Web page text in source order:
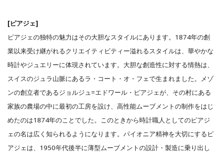
[ピアジェ]
ピアジェの独特の魅力はその大胆なスタイルにあります。1874年の創
業以来受け継がれるクリエイティビティー溢れるスタイルは、華やかな
時計やジュエリーに体現されています。大胆な創造性に対する情熱は、
スイスのジュラ山脈にあるラ・コート・オ・フェで生まれました。メゾ
ンの創立者であるジョルジュ=エドワール・ピアジェが、その村にある
家族の農場の中に最初の工房を設け、高性能ムーブメントの制作をはじ
めたのは1874年のことでした。このときから時計職人としてのピアジ
ェの名は広く知られるようになります。パイオニア精神を大切にするピ
アジェは、1950年代後半に薄型ムーブメントの設計・製造に乗り出し